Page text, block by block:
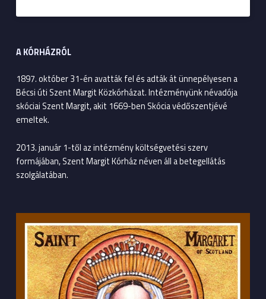
A KÓRHÁZRÓL
1897. október 31-én avatták fel és adták át ünnepélyesen a
Bécsi úti Szent Margit Közkórházat. Intézményünk névadója
skóciai Szent Margit, akit 1669-ben Skócia védőszentjévé
emeltek.
2013. január 1-től az intézmény költségvetési szerv
formájában, Szent Margit Kórház néven áll a betegellátás
szolgálatában.